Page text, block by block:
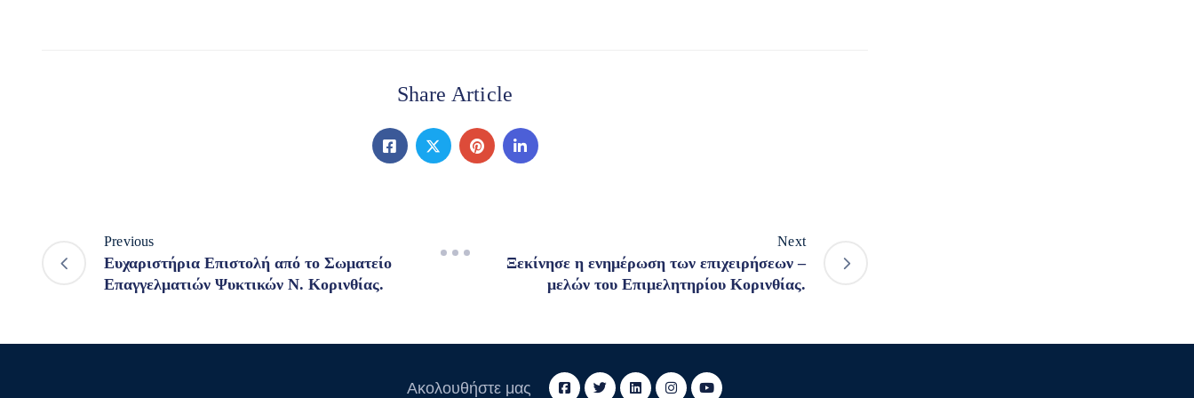
Share Article
Previous
Ευχαριστήρια Επιστολή από το Σωματείο
Επαγγελματιών Ψυκτικών Ν. Κορινθίας.
Next
Ξεκίνησε η ενημέρωση των επιχειρήσεων –
μελών του Επιμελητηρίου Κορινθίας.
Ακολουθήστε μας